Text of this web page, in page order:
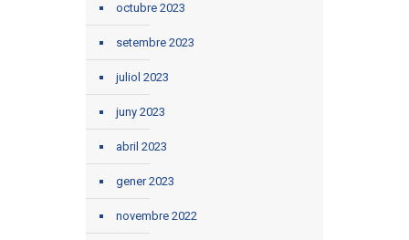
octubre 2023
setembre 2023
juliol 2023
juny 2023
abril 2023
gener 2023
novembre 2022